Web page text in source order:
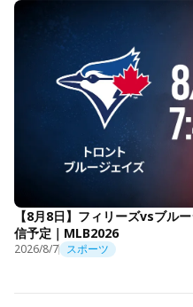
【8月8日】フィリーズvsブル
信予定｜MLB2026
2026/8/7 スポーツ